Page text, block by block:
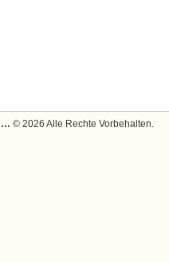
… © 2026 Alle Rechte Vorbehalten.